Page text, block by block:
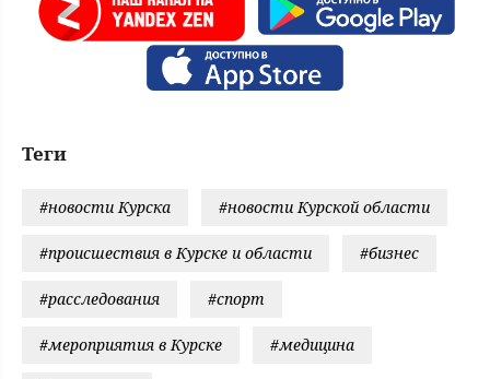
Теги
#новости Курска #новости Курской области
#происшествия в Курске и области #бизнес
#расследования #спорт
#мероприятия в Курске #медицина